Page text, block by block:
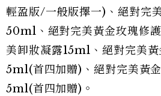
輕盈版/一般版擇一)、絕對完
50ml、絕對完美黃金玫瑰修
美卸妝凝露15ml、絕對完美
5ml(首四加贈)、絕對完美黃
5ml(首四加贈)。